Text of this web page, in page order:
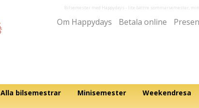
Bilsemester med Happydays - lite bättre sommarsemester,
Om Happydays Betala online
Alla bilsemestrar Minisemester Weekendresa